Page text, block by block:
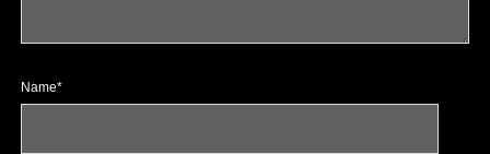
Name*